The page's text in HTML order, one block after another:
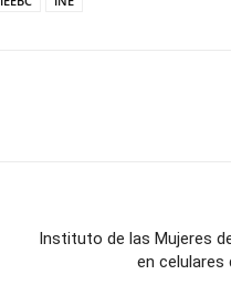
Instituto de las Mujeres
en celulares